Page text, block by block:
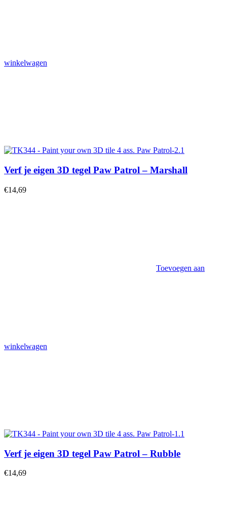
winkelwagen
Verf je eigen 3D tegel Paw Patrol – Marshall
€14,69
Toevoegen aan
winkelwagen
Verf je eigen 3D tegel Paw Patrol – Rubble
€14,69